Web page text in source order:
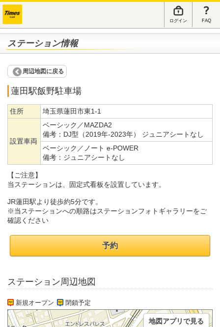
ログイン FAQ
ステーション情報
周辺地図に戻る
蓮田駅飯野駐車場
住所 埼玉県蓮田市東1-1
設置車両
ベーシック／MAZDA2
備考： DJ型（2019年-2023年） ジュニアシートなし
ベーシック／ノート e-POWER
備考： ジュニアシートなし
【ご注意】
当ステーションは、固定式看板を設置しています。
JR蓮田駅より徒歩約5分です。
※当ステーションへの順路はステーションフォトギャラリーをご
確認ください
予約
ステーション周辺地図
新規オープン 閉鎖予定
地図アプリで見る